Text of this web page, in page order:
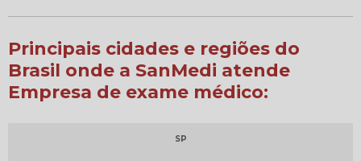
Principais cidades e regiões do
Brasil onde a SanMedi atende
Empresa de exame médico:
SP